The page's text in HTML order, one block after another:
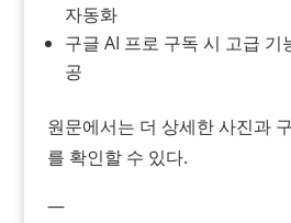
자동화
구글 AI 프로 구독 시 고급 기
공
원문에서는 더 상세한 사진과
를 확인할 수 있다.
—